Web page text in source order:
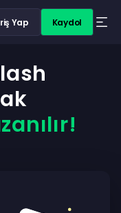
Yap Kaydol